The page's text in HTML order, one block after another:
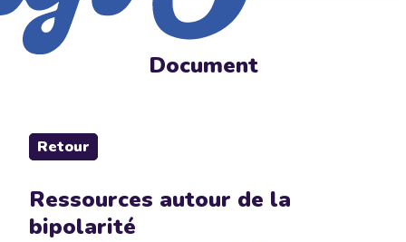
Document
Retour
Ressources autour de la
bipolarité